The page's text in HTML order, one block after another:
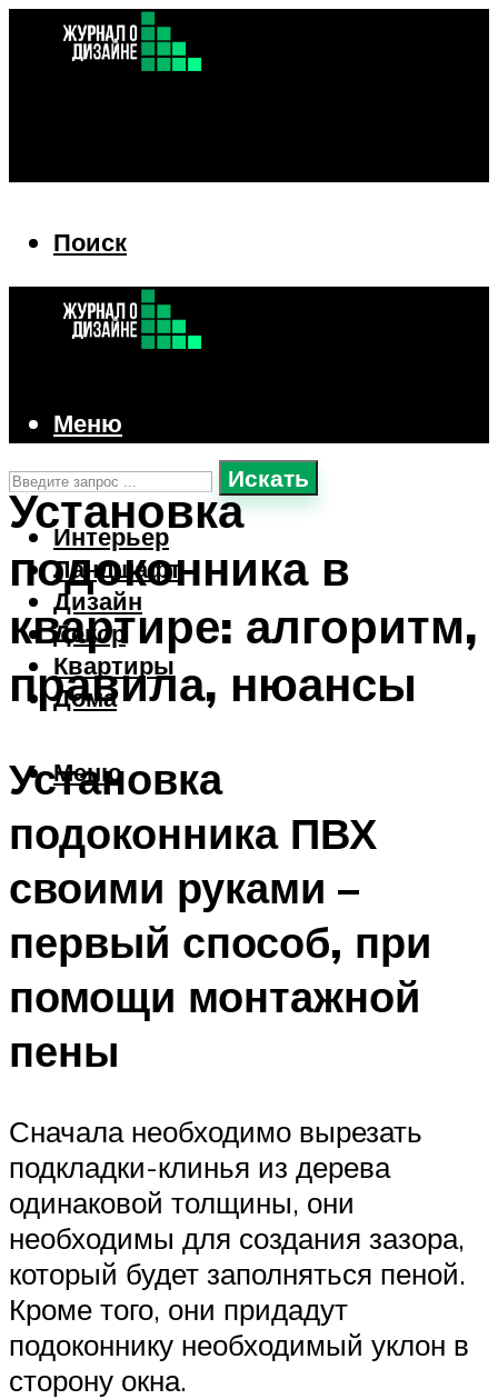
Поиск
Искать
Интерьер
Ландшафт
Дизайн
Декор
Квартиры
Дома
Меню
Меню
Установка
подоконника в
квартире: алгоритм,
правила, нюансы
Установка
подоконника ПВХ
своими руками –
первый способ, при
помощи монтажной
пены
Сначала необходимо вырезать
подкладки-клинья из дерева
одинаковой толщины, они
необходимы для создания зазора,
который будет заполняться пеной.
Кроме того, они придадут
подоконнику необходимый уклон в
сторону окна.